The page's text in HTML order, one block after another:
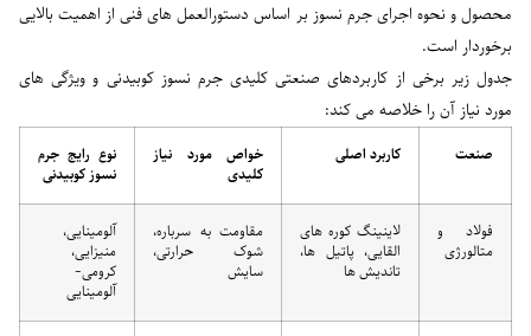
محصول و نحوه اجرای جرم نسوز بر اساس دستورالعمل های فنی از اهمیت بالایی
برخوردار است.
جدول زیر برخی از کاربردهای صنعتی کلیدی جرم نسوز کوبیدنی و ویژگی های
مورد نیاز آن را خلاصه می کند:
صنعت کاربرد اصلی
خواص مورد نیاز
کلیدی
نوع رایج جرم
نسوز کوبیدنی
فولاد و
متالورژی
لاینینگ کوره های
القایی، پاتیل ها،
تاندیش ها
مقاومت به سرباره،
شوک حرارتی،
سایش
آلومینایی،
منیزایی،
کرومی-
آلومینایی